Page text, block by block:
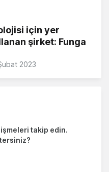
için yer
şirket: Funga
2023
takip edin.